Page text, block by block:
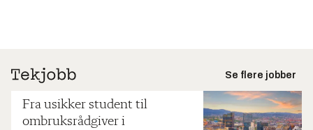
Se flere jobber
Fra usikker student til
ombruksrådgiver i